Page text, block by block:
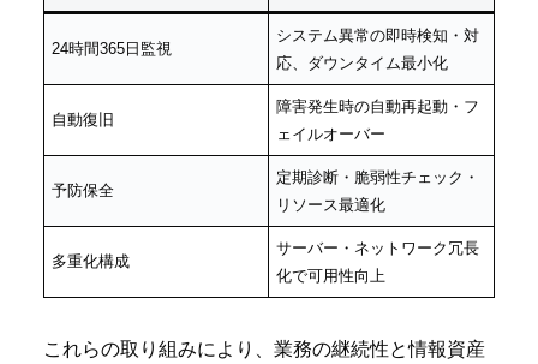
24時間365日監視
システム異常の即時検知・対
応、ダウンタイム最小化
自動復旧
障害発生時の自動再起動・フ
ェイルオーバー
予防保全
定期診断・脆弱性チェック・
リソース最適化
多重化構成
サーバー・ネットワーク冗長
化で可用性向上
これらの取り組みにより、業務の継続性と情報資産